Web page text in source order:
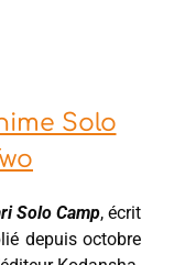
Solo
Solo Camp, écrit
depuis octobre